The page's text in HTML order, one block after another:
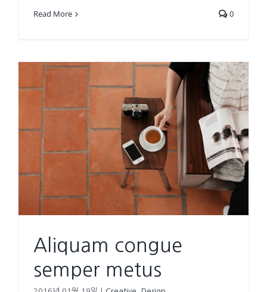
Read More 0
Aliquam congue
semper metus